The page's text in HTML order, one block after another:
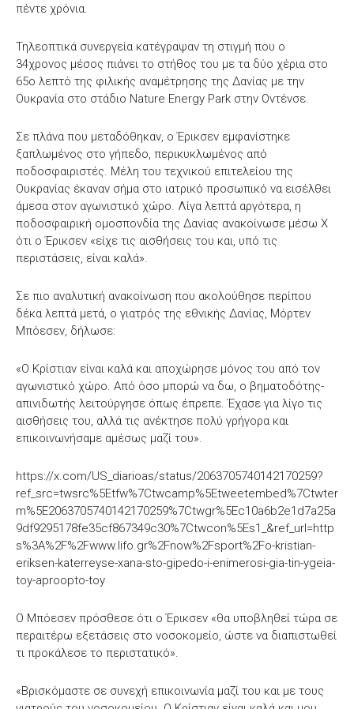
πέντε χρόνια.
Τηλεοπτικά συνεργεία κατέγραψαν τη στιγμή που ο
34χρονος μέσος πιάνει το στήθος του με τα δύο χέρια στο
65ο λεπτό της φιλικής αναμέτρησης της Δανίας με την
Ουκρανία στο στάδιο Nature Energy Park στην Οντένσε.
Σε πλάνα που μεταδόθηκαν, ο Έρικσεν εμφανίστηκε
ξαπλωμένος στο γήπεδο, περικυκλωμένος από
ποδοσφαιριστές. Μέλη του τεχνικού επιτελείου της
Ουκρανίας έκαναν σήμα στο ιατρικό προσωπικό να εισέλθει
άμεσα στον αγωνιστικό χώρο. Λίγα λεπτά αργότερα, η
ποδοσφαιρική ομοσπονδία της Δανίας ανακοίνωσε μέσω X
ότι ο Έρικσεν «είχε τις αισθήσεις του και, υπό τις
περιστάσεις, είναι καλά».
Σε πιο αναλυτική ανακοίνωση που ακολούθησε περίπου
δέκα λεπτά μετά, ο γιατρός της εθνικής Δανίας, Μόρτεν
Μπόεσεν, δήλωσε:
«Ο Κρίστιαν είναι καλά και αποχώρησε μόνος του από τον
αγωνιστικό χώρο. Από όσο μπορώ να δω, ο βηματοδότης-
απινιδωτής λειτούργησε όπως έπρεπε. Έχασε για λίγο τις
αισθήσεις του, αλλά τις ανέκτησε πολύ γρήγορα και
επικοινωνήσαμε αμέσως μαζί του».
https://x.com/US_diarioas/status/2063705740142170259?
ref_src=twsrc%5Etfw%7Ctwcamp%5Etweetembed%7Ctwter
m%5E2063705740142170259%7Ctwgr%5Ec10a6b2e1d7a25a
9df9295178fe35cf867349c30%7Ctwcon%5Es1_&ref_url=http
s%3A%2F%2Fwww.lifo.gr%2Fnow%2Fsport%2Fo-kristian-
eriksen-katerreyse-xana-sto-gipedo-i-enimerosi-gia-tin-ygeia-
toy-aproopto-toy
Ο Μπόεσεν πρόσθεσε ότι ο Έρικσεν «θα υποβληθεί τώρα σε
περαιτέρω εξετάσεις στο νοσοκομείο, ώστε να διαπιστωθεί
τι προκάλεσε το περιστατικό».
«Βρισκόμαστε σε συνεχή επικοινωνία μαζί του και με τους